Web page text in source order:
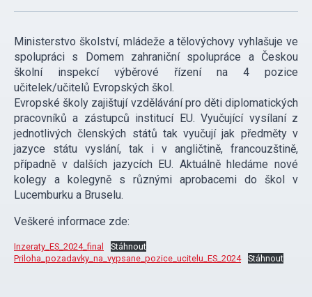
Ministerstvo školství, mládeže a tělovýchovy vyhlašuje ve
spolupráci s Domem zahraniční spolupráce a Českou
školní inspekcí výběrové řízení na 4 pozice
učitelek/učitelů Evropských škol.
Evropské školy zajištují vzdělávání pro děti diplomatických
pracovníků a zástupců institucí EU. Vyučující vysílaní z
jednotlivých členských států tak vyučují jak předměty v
jazyce státu vyslání, tak i v angličtině, francouzštině,
případně v dalších jazycích EU. Aktuálně hledáme nové
kolegy a kolegyně s různými aprobacemi do škol v
Lucemburku a Bruselu.
Veškeré informace zde:
Inzeraty_ES_2024_final
Stáhnout
Priloha_pozadavky_na_vypsane_pozice_ucitelu_ES_2024
Stáhnout